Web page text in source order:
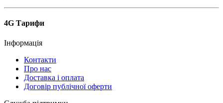
4G Тарифи
Інформація
Контакти
Про нас
Доставка і оплата
Договір публічної оферти